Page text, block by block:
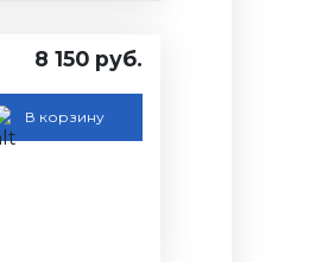
8 150 руб.
В корзину